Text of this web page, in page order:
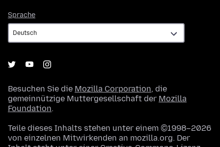
Sprache
Besuchen Sie die Mozilla Corporation, die
gemeinnützige Muttergesellschaft der Mozilla
Foundation.
Teile dieses Inhalts stehen unter einem ©1998–2026
von einzelnen Mitwirkenden an mozilla.org. Der